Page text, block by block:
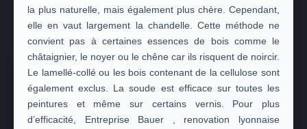
la plus naturelle, mais également plus chère. Cependant,
elle en vaut largement la chandelle. Cette méthode ne
convient pas à certaines essences de bois comme le
châtaignier, le noyer ou le chêne car ils risquent de noircir.
Le lamellé-collé ou les bois contenant de la cellulose sont
également exclus. La soude est efficace sur toutes les
peintures et même sur certains vernis. Pour plus
d’efficacité, Entreprise Bauer , renovation lyonnaise